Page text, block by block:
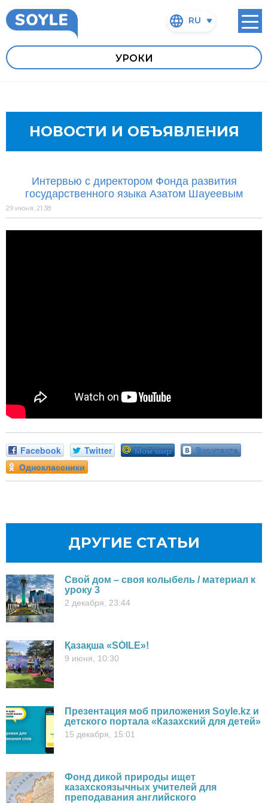
RU
УРОКИ
НОВОСТИ И ОБЪЯВЛЕНИЯ
Интервью с директором Фонда развития
государственного языка Азатом Шауеевым
29 июня, 21:38
Facebook Twitter Мой мир
Вконтакте
Одноклассники
ДРУГИЕ СТАТЬИ
Свой дом – своя колыбель / материал к
уроку 3
2 декабря, 23:44
Қазақша «SÓILE»!
9 июня, 10:30
Презентация моб приложения Soyle.kz и
детского портала «Казахский для детей»
15 декабря, 15:01
Фонд дикой природы ищет
казахскоязычных учителей для
преподавания английского